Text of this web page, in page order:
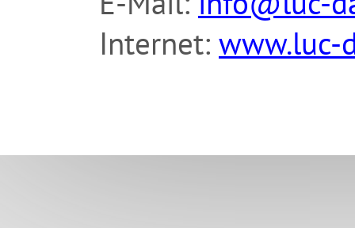
Internet: www.luc-